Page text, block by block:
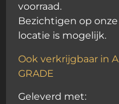
voorraad.
Bezichtigen op onze
locatie is mogelijk.
Ook verkrijgbaar in A
GRADE
Geleverd met: